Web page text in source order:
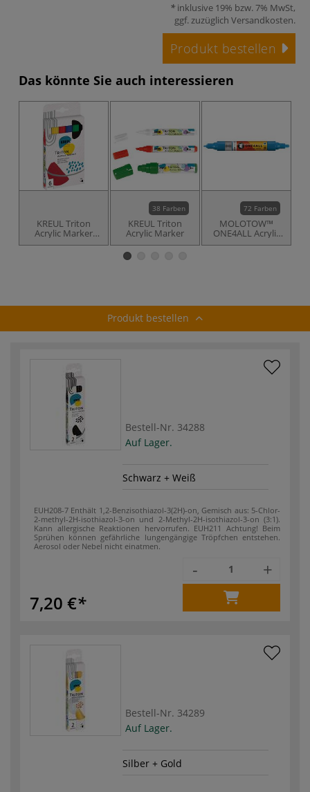
inklusive 19% bzw. 7% MwSt,
ggf. zuzüglich Versandkosten.
Produkt bestellen
Das könnte Sie auch interessieren
KREUL Triton
Acrylic Marker
edge 6er-Set
38 Farben
KREUL Triton
Acrylic Marker
72 Farben
MOLOTOW™
ONE4ALL Acrylic
Twin Marker
Produkt bestellen
Bestell-Nr. 34288
Auf Lager.
Schwarz + Weiß
EUH208-7 Enthält 1,2-Benzisothiazol-3(2H)-on, Gemisch aus: 5-Chlor-
2-methyl-2H-isothia­zol-3-on und 2-Methyl-2H-isothiazol-3-on (3:1).
Kann allergische Reaktionen hervorrufen. EUH211 Achtung! Beim
Sprühen können gefährliche lungengängige Tröpfchen entstehen.
Aerosol oder Nebel nicht einatmen.
7,20 €
- +
Bestell-Nr. 34289
Auf Lager.
Silber + Gold